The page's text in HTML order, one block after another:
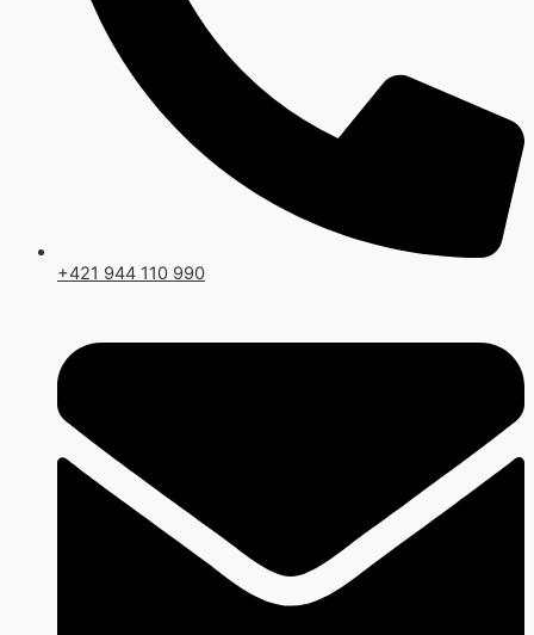
+421 944 110 990